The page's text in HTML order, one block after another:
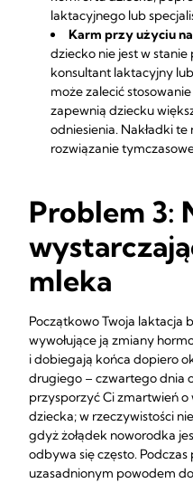
laktacyjnego lub
Karm przy użyciu
dziecko nie jest w stanie
konsultant laktacyjny
może zalecić stosowanie
zapewnią dziecku
odniesienia. Nakładki
rozwiązanie
Problem 3:
mleka
Początkowo Twoja laktacja
wywołujące ją zmiany
i dobiegają końca dopiero
drugiego – czwartego dnia
przysporzyć Ci zmartwień
dziecka; w rzeczywistości
gdyż żołądek noworodka
odbywa się często.
uzasadnionym powodem